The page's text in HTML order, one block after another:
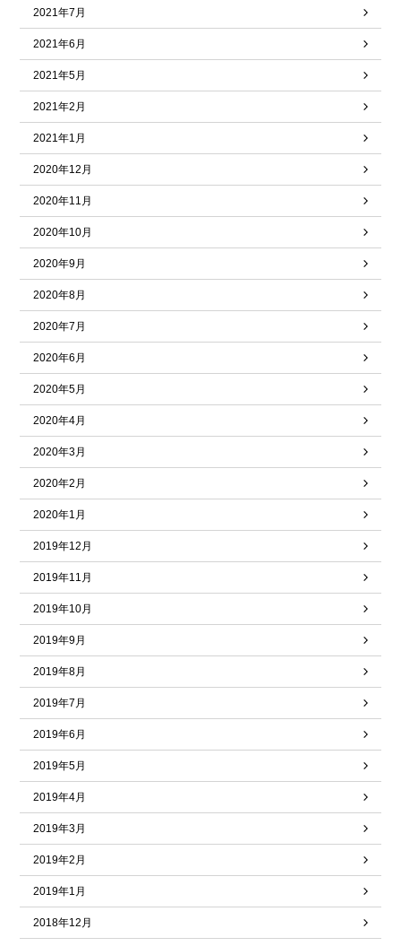
2021年7月
2021年6月
2021年5月
2021年2月
2021年1月
2020年12月
2020年11月
2020年10月
2020年9月
2020年8月
2020年7月
2020年6月
2020年5月
2020年4月
2020年3月
2020年2月
2020年1月
2019年12月
2019年11月
2019年10月
2019年9月
2019年8月
2019年7月
2019年6月
2019年5月
2019年4月
2019年3月
2019年2月
2019年1月
2018年12月